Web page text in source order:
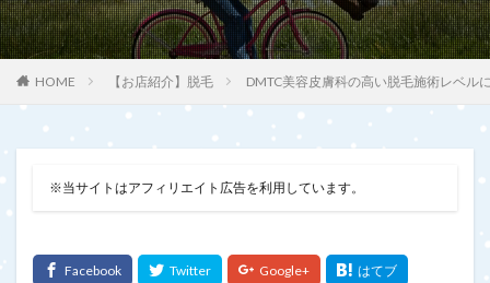
HOME 【お店紹介】脱毛 DMTC美容皮膚科の高い脱毛施術レベル
※当サイトはアフィリエイト広告を利用しています。